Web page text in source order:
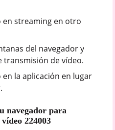
en streaming en otro
del navegador y
transmisión de vídeo.
en la aplicación en lugar
navegador para
224003